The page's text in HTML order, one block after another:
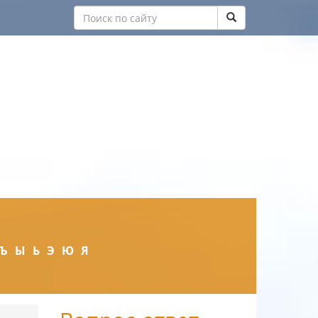
Ъ Ы Ь Э Ю Я